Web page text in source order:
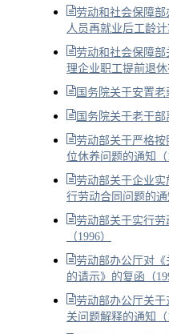
劳动和社会保障
人员再就业后工龄计
劳动和社会保障
理企业职工提前退休
国务院关于安置老
国务院关于老干部
劳动部关于严格
位休养问题的通知（
劳动部关于企业
行劳动合同问题的通
劳动部关于实行劳
（1996）
劳动部办公厅对
的请示》的复函（
劳动部办公厅关于
关问题解释的通知（